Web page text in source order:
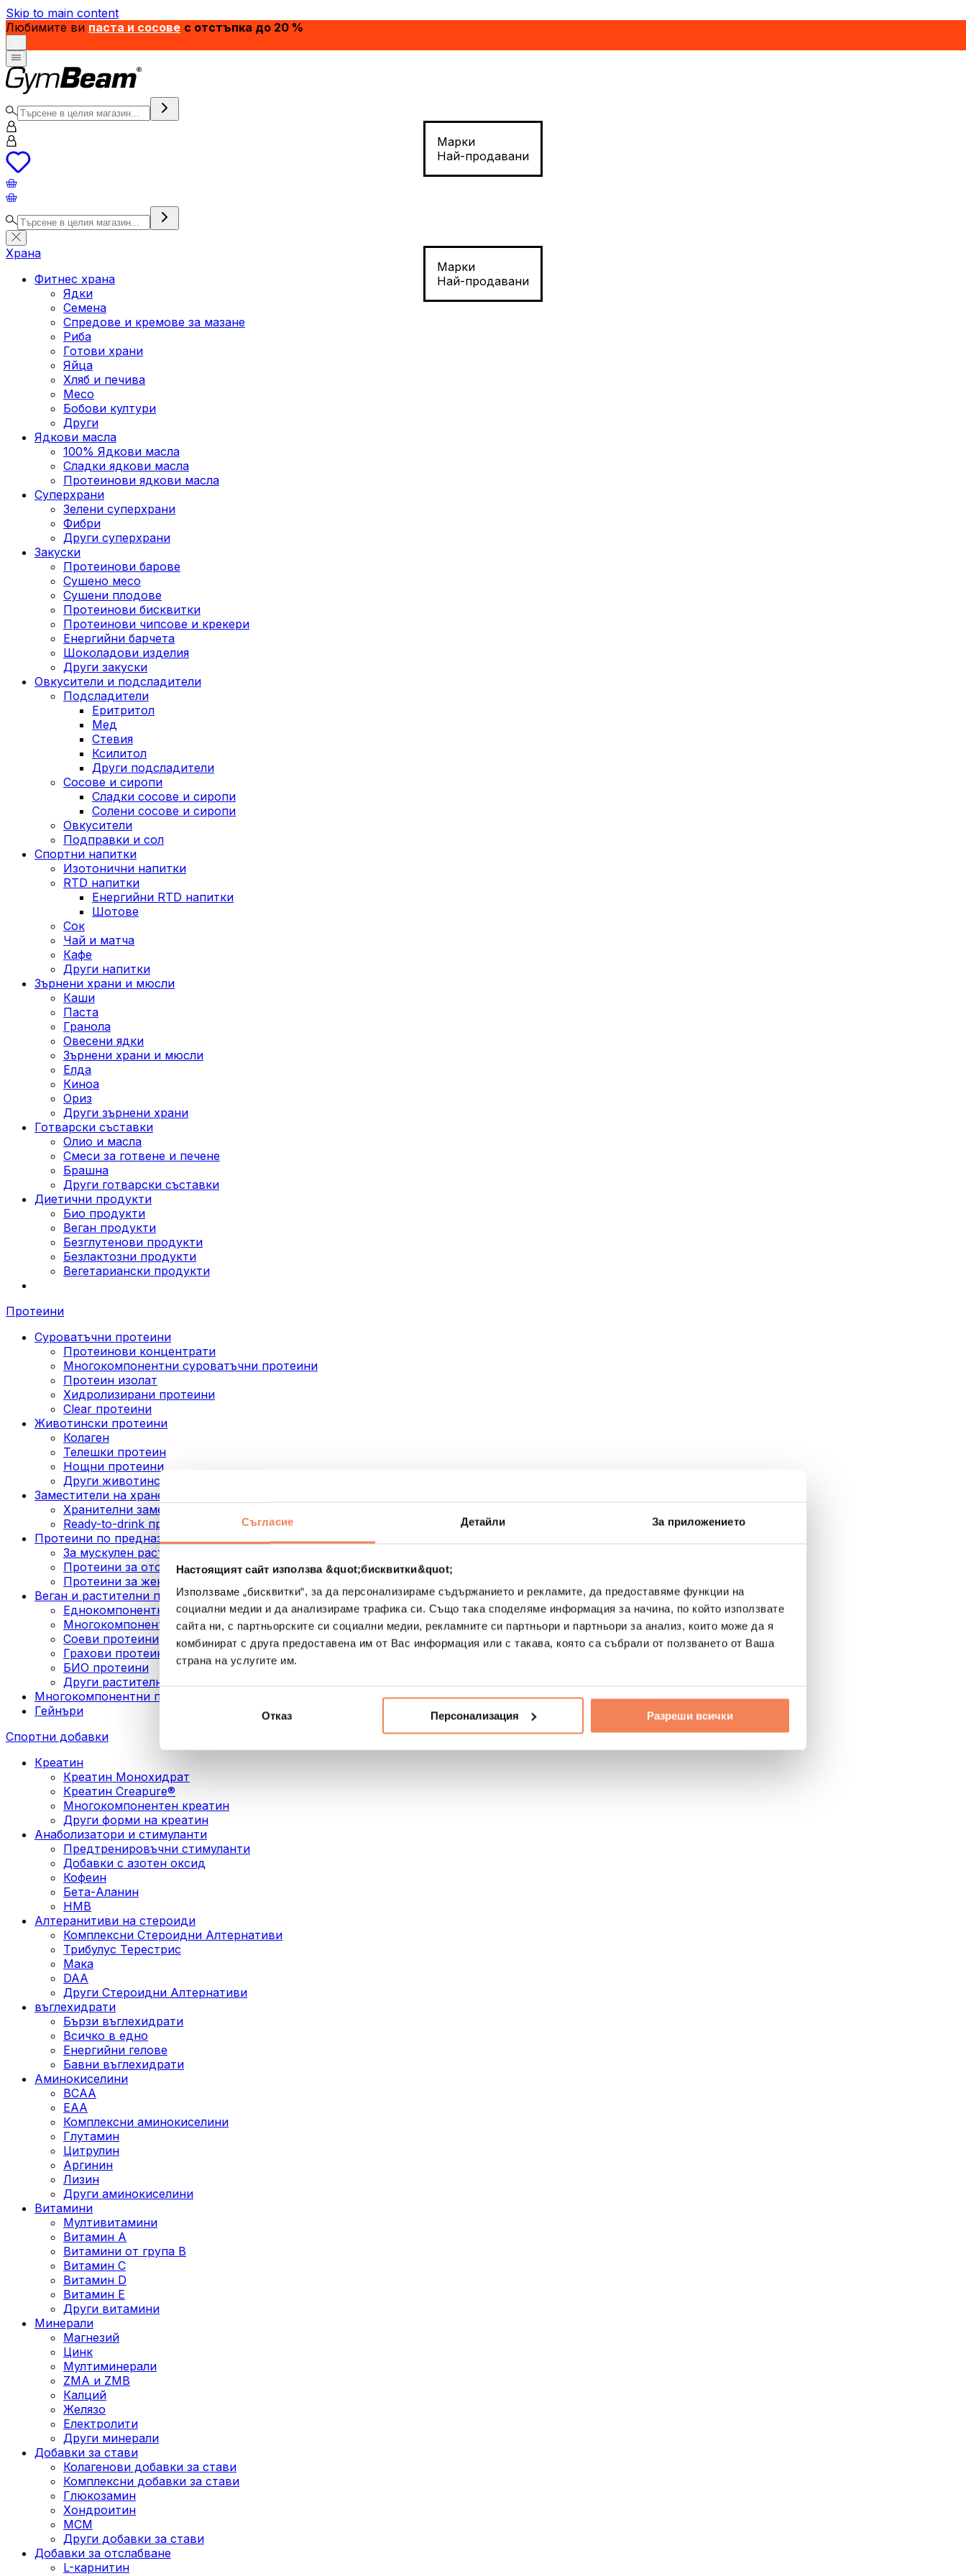
Съгласие Детайли За приложението
Настоящият сайт използва &quot;бисквитки&quot;
Използваме „бисквитки“, за да персонализираме съдържанието и рекламите, да предоставяме функции на
социални медии и да анализираме трафика си. Също така споделяме информация за начина, по който използвате
сайта ни, с партньорските си социални медии, рекламните си партньори и партньори за анализ, които може да я
комбинират с друга предоставена им от Вас информация или с такава, която са събрали от ползването от Ваша
страна на услугите им.
Отказ Персонализация Разреши всички
Skip to main content
Любимите ви паста и сосове с отстъпка до 20 %
Марки
Най-продавани
Марки
Най-продавани
Храна
Фитнес храна
Ядки
Семена
Спредове и кремове за мазане
Риба
Готови храни
Яйца
Хляб и печива
Месо
Бобови култури
Други
Ядкови масла
100% Ядкови масла
Сладки ядкови масла
Протеинови ядкови масла
Суперхрани
Зелени суперхрани
Фибри
Други суперхрани
3акуски
Протеинови бaрове
Сушено месо
Сушени плодове
Протеинови бисквитки
Протеинови чипсове и крекери
Енергийни барчета
Шоколадови изделия
Други закуски
Овкусители и подсладители
Подсладители
Еритритол
Мед
Стевия
Ксилитол
Други подсладители
Сосове и сиропи
Сладки сосове и сиропи
Солени сосове и сиропи
Овкусители
Подправки и сол
Спортни напитки
Изотонични напитки
RTD напитки
Енергийни RTD напитки
Шотове
Сок
Чай и матча
Кафе
Други напитки
Зърнени храни и мюсли
Каши
Паста
Гранола
Овесени ядки
Зърнени храни и мюсли
Елда
Киноа
Ориз
Други зърнени храни
Готварски съставки
Олио и масла
Смеси за готвене и печене
Брашна
Други готварски съставки
Диетични продукти
Био продукти
Веган продукти
Безглутенови продукти
Безлактозни продукти
Вегетариански продукти
Протеини
Суроватъчни протеини
Протеинови концентрати
Многокомпонентни суроватъчни протеини
Протеин изолат
Хидролизирани протеини
Clear протеини
Животински протеини
Колаген
Телешки протеин
Нощни протеини
Други животински протеини
Заместители на хранене
Хранителни заместители под формата на прах
Ready-to-drink протеинови напитки
Протеини по предназначение
За мускулен растеж
Протеини за отслабване
Протеини за жени
Веган и растителни протеини
Еднокомпонентни веган протеини
Многокомпонентни веган протеини
Соеви протеини
Грахови протеини
БИО протеини
Други растителни протеини
Многокомпонентни протеини
Гейнъри
Спортни добавки
Креатин
Креатин Монохидрат
Креатин Creapure®
Многокомпонентен креатин
Други форми на креатин
Анаболизатори и стимуланти
Предтренировъчни стимуланти
Добавки с азотен оксид
Кофеин
Бета-Аланин
HMB
Алтеранитиви на стероиди
Комплексни Стероидни Алтернативи
Трибулус Терестрис
Maка
DAA
Други Стероидни Алтернативи
въглехидрати
Бързи въглехидрати
Всичко в едно
Енергийни гелове
Бавни въглехидрати
Аминокиселини
BCAA
EAA
Комплексни аминокиселини
Глутамин
Цитрулин
Аргинин
Лизин
Други аминокиселини
Витамини
Мултивитамини
Витамин А
Витамини от група B
Витамин C
Витамин D
Витамин E
Други витамини
Минерали
Магнезий
Цинк
Мултиминерали
ZMA и ZMB
Калций
Желязо
Електролити
Други минерали
Добавки за стави
Колагенови добавки за стави
Комплексни добавки за стави
Глюкозамин
Хондроитин
МСМ
Други добавки за стави
Добавки за отслабване
L-карнитин